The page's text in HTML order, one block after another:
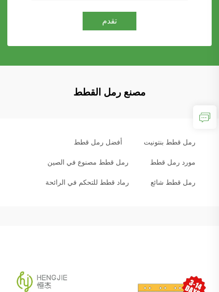
تقدم
مصنع رمل القطط
رمل قطط بنتونيت أفضل رمل قطط
مورد رمل قطط رمل قطط مصنوع في الصين
رمل قطط شائع رماد قطط للتحكم في الرائحة